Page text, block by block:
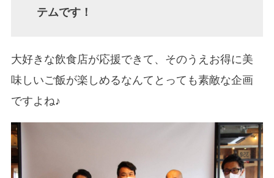
テムです！
大好きな飲食店が応援できて、そのうえお得に美
味しいご飯が楽しめるなんてとっても素敵な企画
ですよね♪